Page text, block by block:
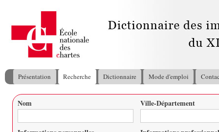
Menu principal
Présentation Recherche Dictionnaire Mode d'emploi
Vous êtes ici
Nom Ville-Département